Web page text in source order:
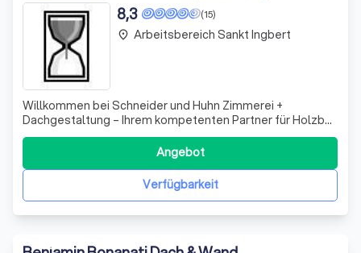
(15)
8,3
Willkommen bei Schneider und Huhn Zimmerei +
Dachgestaltung – Ihrem kompetenten Partner für Holzbau
und Zimmererarbeiten in Weselberg und darüber hinaus!
Wir zeichnen uns durch unsere langjährige Erfahrung und
unser handwerkliches Können aus, das wir in zahlreichen
Projekten von Mannheim bis Saarbrü
Verfügbarkeit
Angebot
place Arbeitsbereich Sankt Ingbert